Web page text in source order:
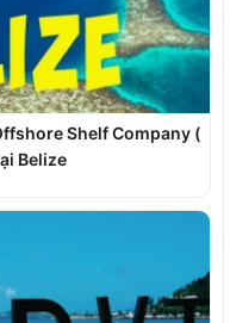
Shelf Company (
Belize